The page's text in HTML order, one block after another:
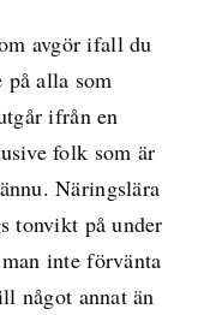
avgör ifall du
på alla som
ifrån en
folk som är
Näringslära
tonvikt på under
inte förvänta
något annat än